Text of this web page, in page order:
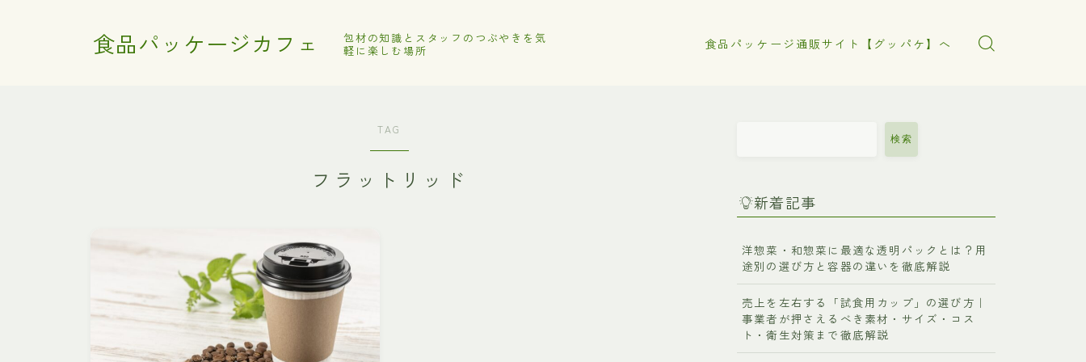
食品パッケージカフェ
包材の知識とスタッフのつぶやきを気
軽に楽しむ場所
食品パッケージ通販サイト【グッパケ】へ
TAG
フラットリッド
検索
新着記事
洋惣菜・和惣菜に最適な透明パックとは？用
途別の選び方と容器の違いを徹底解説
売上を左右する「試食用カップ」の選び方｜
事業者が押さえるべき素材・サイズ・コス
ト・衛生対策まで徹底解説